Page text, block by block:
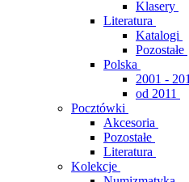
Klasery
Literatura
Katalogi
Pozostałe
Polska
2001 -
od 2011
Pocztówki
Akcesoria
Pozostałe
Literatura
Kolekcje